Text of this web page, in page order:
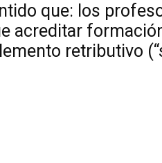
que: los
acreditar
retributivo